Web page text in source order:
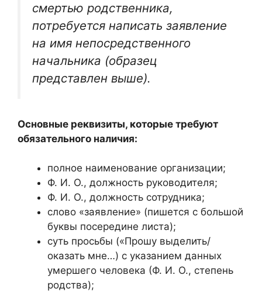
смертью родственника,
потребуется написать заявление
на имя непосредственного
начальника (образец
представлен выше).
Основные реквизиты, которые требуют
обязательного наличия:
полное наименование организации;
Ф. И. О., должность руководителя;
Ф. И. О., должность сотрудника;
слово «заявление» (пишется с большой
буквы посередине листа);
суть просьбы («Прошу выделить/
оказать мне…) с указанием данных
умершего человека (Ф. И. О., степень
родства);